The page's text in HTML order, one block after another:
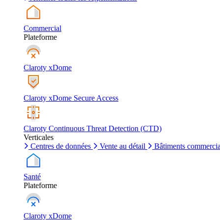
Commercial
Plateforme
Claroty xDome
Claroty xDome Secure Access
Claroty Continuous Threat Detection (CTD)
Verticales
Centres de données
Vente au détail Bâtiments
Santé
Plateforme
Claroty xDome